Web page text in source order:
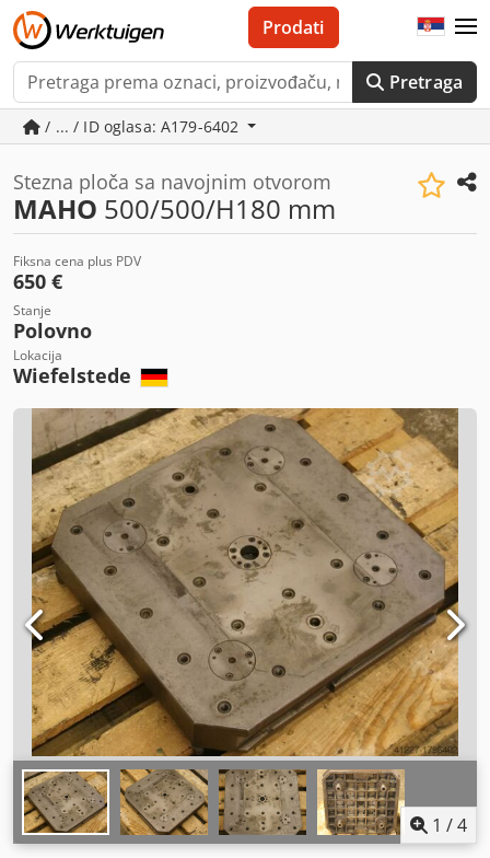
Pretraga
Prodati
/ ... / ID oglasa: A179-6402
Stezna ploča sa navojnim otvorom
MAHO 500/500/H180 mm
Fiksna cena plus PDV
650 €
Stanje
Polovno
Lokacija
Wiefelstede
1 /4